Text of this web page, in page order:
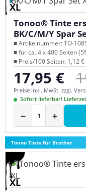
XL
Tonoo® Tinte
BK/C/M/Y Spar
■ Artikelnummer: TO-
■ für ca. 4 x 400 Seiten
■ Preis/100 Seiten: 1,12 €
Verkaufspreis:
17,95 €
Preise inkl. MwSt. zzgl.
Sofort lieferbar!
− +
Tonoo Tinte für Brother
XL